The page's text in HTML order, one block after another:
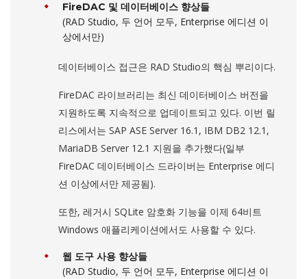
FireDAC 및 데이터베이스 향상들
(RAD Studio, 두 언어 모두, Enterprise 에디션 이
상에서만)
데이터베이스 접근은 RAD Studio의 핵심 뿌리이다.
FireDAC 라이브러리는 최신 데이터베이스 버전을
지원하도록 지속적으로 업데이트되고 있다. 이번 릴
리스에서는 SAP ASE Server 16.1, IBM DB2 12.1,
MariaDB Server 12.1 지원을 추가했다(일부
FireDAC 데이터베이스 드라이버는 Enterprise 에디
션 이상에서만 제공됨).
또한, 레거시 SQLite 암호화 기능을 이제 64비트
Windows 애플리케이션에서도 사용할 수 있다.
웹 도구 사용 향상들
(RAD Studio, 두 언어 모두, Enterprise 에디션 이